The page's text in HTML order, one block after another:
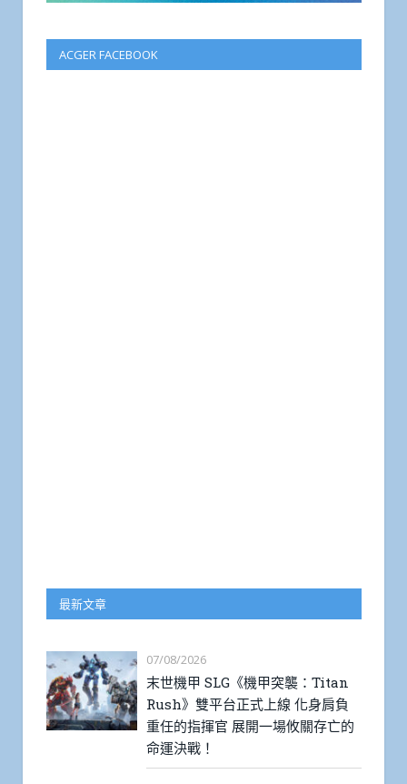
ACGER FACEBOOK
最新文章
07/08/2026
末世機甲 SLG《機甲突襲：Titan
Rush》雙平台正式上線 化身肩負
重任的指揮官 展開一場攸關存亡的
命運決戰！